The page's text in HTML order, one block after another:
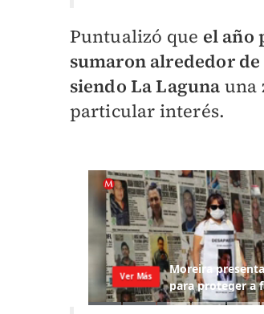
Puntualizó que el año
sumaron alrededor de
siendo La Laguna una
particular interés.